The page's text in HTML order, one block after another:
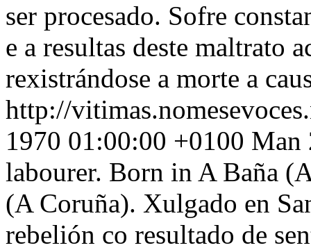
ser procesado. Sofre
e a resultas deste maltrato
rexistrándose a morte a
http://
1970 01:00:00 +0100 Man
labourer. Born in A Baña
(A Coruña). Xulgado en
rebelión co resultado de